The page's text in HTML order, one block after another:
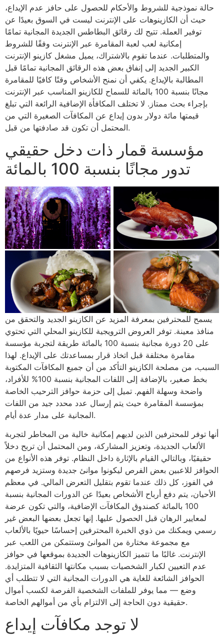
حالة نموذجية للشروط والأحكام للحصول على حافز عدم الإيداع،
حيث أن الكازينوهات على الإنترنت ليست في السوق بعيدًا عن
توفير العملة. تتيح لك رقائق البطاطس الجديدة المجانية تمامًا
إمكانية لعب لعبة المقامرة عبر الإنترنت وفقًا للشروط
والمتطلبات. عندما تقوم بالاشتراك، يميل مشغل كازينو الإنترنت
الكبير الجديد إلى إنفاق بعض هذه الرقائق المجانية تمامًا قبل
المطالبة بالإيداع. يكفي أن نمنح الأشخاص وقتًا كافيًا للمقامرة
مجانًا بنسبة 100 بالمائة للسماح للكازينو المناسب عبر الإنترنت
بإجراء بحث ممتاز. لا تختلف المكافأة الإضافية الرائعة التي تبلغ
قيمتها مائة دولار بدون إيداع عن المكافآت الصغيرة التي من
المحتمل أن تكون قد صادفتها من قبل.
مؤسسة قمار ذات دخل حقيقي
تدور مجانًا بنسبة 100 بالمائة
يسمح للمحترفين بمعرفة المزيد عن الكازينو الجديد والتحقق من
منافذ معينة. توفر العروض الترويجية للكازينو المحلي التي تحتوي
على 20 دورة مجانية بنسبة 100 بالمائة طريقة لتجربة مؤسسة
مقامرة مختلفة قبل اتخاذ قرار بمساعدتك على الإيداع. لهذا
السبب، من مصلحة الكازينو التأكد من أن جميع المكافآت المكتوبة
بخط صغير، بالإضافة إلى اللفات المجانية بنسبة 100% للأفراد،
واضحة وسهلة الفهم. تميل إلى حزمة حوافز الترحيب الخاصة
بمؤسسة المقامرة حيث يتم إرسال عدد محدد جيد من اللفات
المجانية على مدار عدة أيام.
أنها توفر للمحترفين الذين لديهم إمكانية خالية من المخاطر لتجربة
الألعاب الجديدة، وتعزيز المشاركة، ومن المحتمل أن تربح دخلاً
حقيقيًا، وبالتالي القيام بالإثارة داخل النظام. توفر هذه الأنواع من
الحوافز للاعبين بعض الفرص ليكونوا موانئ جديدة وستزيد فرصهم
في الفوز، كل ذلك عندما تقوم بتقليل التعرض المالي. في معظم
الأحيان، يتم دفع أرباح الأشخاص بعيدًا عن الدورات المجانية بنسبة
100 بالمائة كصندوق المكافآت الإضافية، والتي تكون عرضة
لمعايير الرهان قبل الحصول عليها. إنها تجعل بعضها البعض غير
رسمي ويمكنك من ذوي الخبرة المحترفين إحساسًا حيويًا بالألعاب
مع مجموعة مختارة من الموانئ وستتمكن من اللعب عبر
الإنترنت. غالبًا ما تتميز الكازينوهات الجديدة بموقعها في حوافز
عدم التعيين لكبار الشخصيات بسبب مكانتها الثقافية المتزايدة.
الحوافز الشائعة للغاية هي الدورات المجانية التي لا تتطلب أي
وضع — مما يوفر للملفات الشخصية الفرصة لكسب أموال
حقيقية دون الحاجة إلى الالتزام بأي من أموالهم الخاصة.
لا توجد مكافآت إيداع